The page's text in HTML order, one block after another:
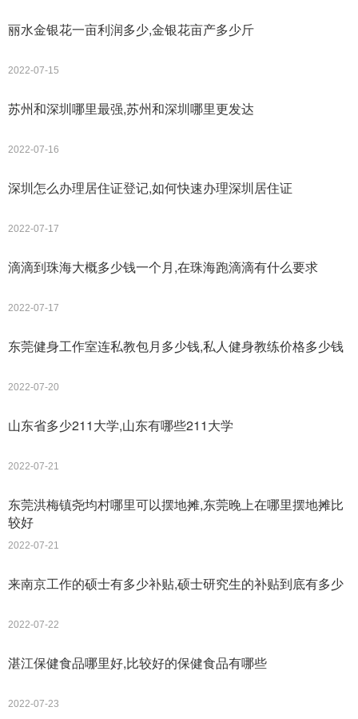
丽水金银花一亩利润多少,金银花亩产多少斤
2022-07-15
苏州和深圳哪里最强,苏州和深圳哪里更发达
2022-07-16
深圳怎么办理居住证登记,如何快速办理深圳居住证
2022-07-17
滴滴到珠海大概多少钱一个月,在珠海跑滴滴有什么要求
2022-07-17
东莞健身工作室连私教包月多少钱,私人健身教练价格多少钱
2022-07-20
山东省多少211大学,山东有哪些211大学
2022-07-21
东莞洪梅镇尧均村哪里可以摆地摊,东莞晚上在哪里摆地摊比
较好
2022-07-21
来南京工作的硕士有多少补贴,硕士研究生的补贴到底有多少
2022-07-22
湛江保健食品哪里好,比较好的保健食品有哪些
2022-07-23